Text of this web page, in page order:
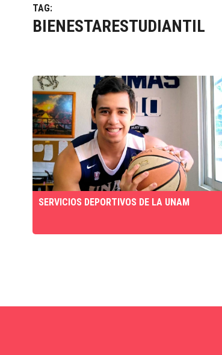
TAG:
BIENESTARESTUDIANTIL
SERVICIOS DEPORTIVOS DE LA UNAM